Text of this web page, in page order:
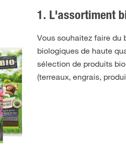
1. L'assortiment
Vous souhaitez faire du
biologiques de haute
sélection de produits
(terreaux, engrais,